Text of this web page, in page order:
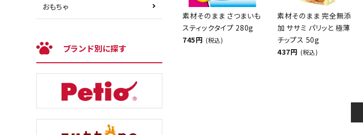
おもちゃ
ブランド別に探す
素材そのまま さつまいも
スティックタイプ 280g
745円 (税込)
素材そのまま 完全無添
加 ササミ パリッと 極薄
チップス 50g
437円 (税込)